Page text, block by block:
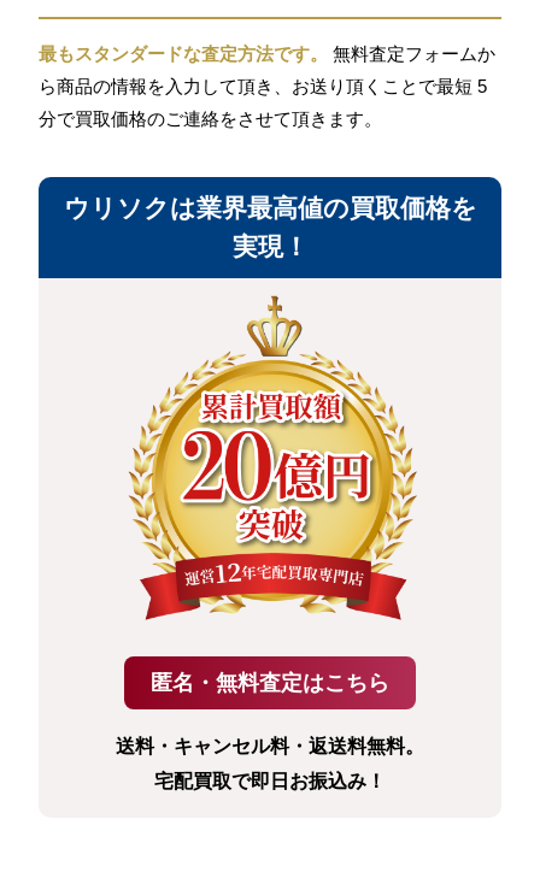
最もスタンダードな査定方法です。
無料査定フォームか
ら商品の情報を入力して頂き、お送り頂くことで最短 5
分で買取価格のご連絡をさせて頂きます。
ウリソクは業界最高値の買取価格を
実現！
送料・キャンセル料・返送料無料。
宅配買取で即日お振込み！